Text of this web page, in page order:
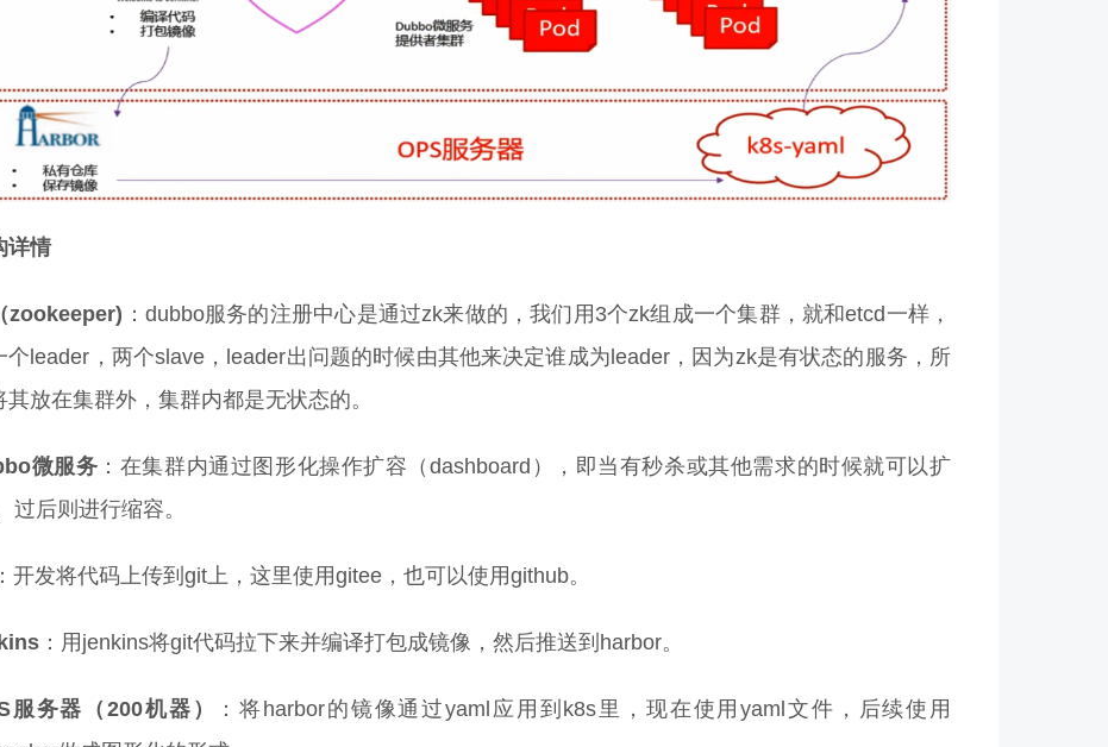
详情
zookeeper) ：dubbo服务的注册中心是通过zk来做的，我们用3个zk组成一个集群，就和etcd一样，
个leader，两个slave，leader出问题的时候由其他来决定谁成为leader，因为zk是有状态的服务，所
其放在集群外，集群内都是无状态的。
微服务 ：在集群内通过图形化操作扩容（dashboard），即当有秒杀或其他需求的时候就可以扩
过后则进行缩容。
：开发将代码上传到git上，这里使用gitee，也可以使用github。
：用jenkins将git代码拉下来并编译打包成镜像，然后推送到harbor。
服务器（200机器）
：将harbor的镜像通过yaml应用到k8s里，现在使用yaml文件，后续使用